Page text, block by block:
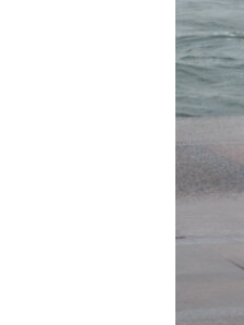
КРЫМ.НЕПОКОРЕННЫЙ
УКРАИНСКАЯ ПРОБЛЕМА КРЫМА